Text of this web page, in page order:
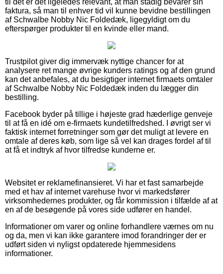
faktura, så man til enhver tid vil kunne bevidne bestillingen
af Schwalbe Nobby Nic Foldedæk, ligegyldigt om du
efterspørger produkter til en kvinde eller mand.
Trustpilot giver dig immervæk nyttige chancer for at
analysere ret mange øvrige kunders ratings og af den grund
kan det anbefales, at du besigtiger internet firmaets omtaler
af Schwalbe Nobby Nic Foldedæk inden du lægger din
bestilling.
Facebook byder på tillige i højeste grad hæderlige genveje
til at få en idé om e-firmaets kundetilfredshed. I øvrigt ser vi
faktisk internet forretninger som gør det muligt at levere en
omtale af deres køb, som lige så vel kan drages fordel af til
at få et indtryk af hvor tilfredse kunderne er.
Websitet er reklamefinansieret. Vi har et fast samarbejde
med et hav af internet varehuse hvor vi markedsfører
virksomhedernes produkter, og får kommission i tilfælde af at
en af de besøgende på vores side udfører en handel.
Informationer om varer og online forhandlere værnes om nu
og da, men vi kan ikke garantere imod forandringer der er
udført siden vi nyligst opdaterede hjemmesidens
informationer.